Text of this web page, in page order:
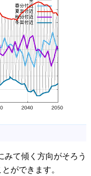
みて傾く方向がそろう
ができます。